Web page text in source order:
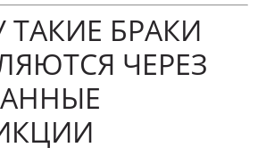
БРАКИ
ЧЕРЕЗ